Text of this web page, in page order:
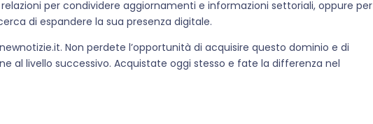
per condividere aggiornamenti e informazioni settoriali, oppure per
di espandere la sua presenza digitale.
Non perdete l’opportunità di acquisire questo dominio e di
al livello successivo. Acquistate oggi stesso e fate la differenza nel